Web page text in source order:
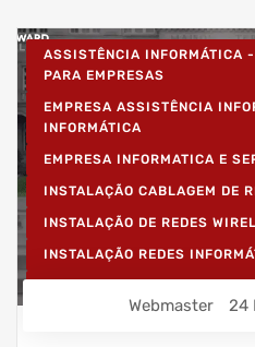
ASSISTÊNCIA INFORMÁTICA
PARA EMPRESAS
EMPRESA ASSISTÊNCIA
INFORMÁTICA
EMPRESA INFORMATICA E
INSTALAÇÃO CABLAGEM DE
INSTALAÇÃO DE REDES
INSTALAÇÃO REDES
Webmaster 24